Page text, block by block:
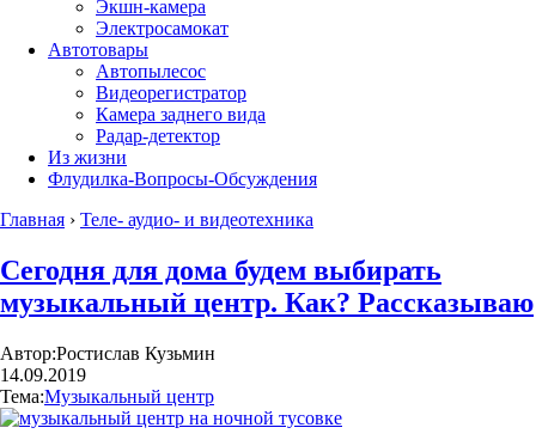
Экшн-камера
Электросамокат
Автотовары
Автопылесос
Видеорегистратор
Камера заднего вида
Радар-детектор
Из жизни
Флудилка-Вопросы-Обсуждения
Главная › Теле- аудио- и видеотехника
Сегодня для дома будем выбирать
музыкальный центр. Как? Рассказываю
Автор:Ростислав Кузьмин
14.09.2019
Тема:Музыкальный центр